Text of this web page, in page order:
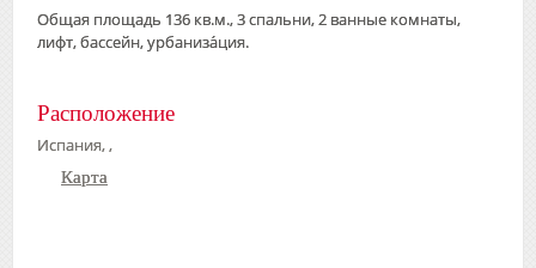
Общая площадь 136 кв.м., 3 спальни, 2 ванные комнаты,
лифт, бассейн, урбаниза́ция.
Расположение
Испания, ,
Карта